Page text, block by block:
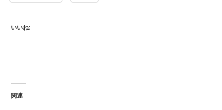
いいね:
関連